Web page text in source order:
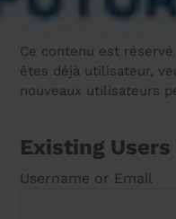
Ce contenu est
êtes déjà utilisateur,
nouveaux utilisateurs
Existing Users
Username or Email